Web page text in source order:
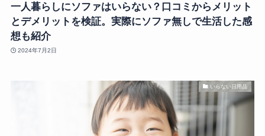
一人暮らしにソファはいらない？口コミからメリット
とデメリットを検証。実際にソファ無しで生活した感
想も紹介
2024年7月2日
いらない日用品